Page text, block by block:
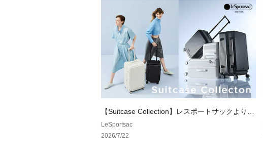
【Suitcase Collection】レスポートサックよりポ
リカーボネート製スーツケースが新登場。
LeSportsac
2026/7/22